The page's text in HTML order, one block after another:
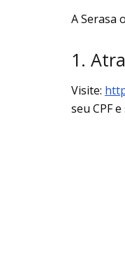
A Serasa
1.
Visite:
seu CPF